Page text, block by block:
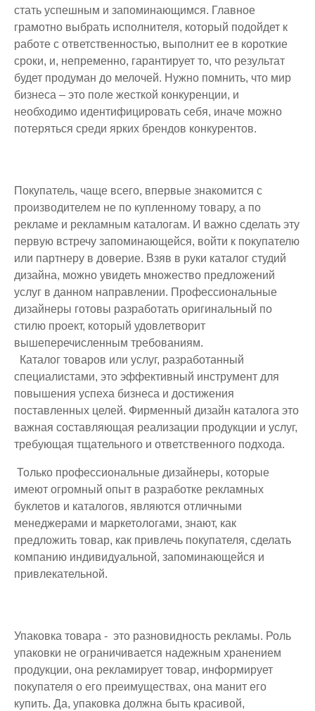
стать успешным и запоминающимся. Главное
грамотно выбрать исполнителя, который подойдет к
работе с ответственностью, выполнит ее в короткие
сроки, и, непременно, гарантирует то, что результат
будет продуман до мелочей. Нужно помнить, что мир
бизнеса – это поле жесткой конкуренции, и
необходимо идентифицировать себя, иначе можно
потеряться среди ярких брендов конкурентов.
Покупатель, чаще всего, впервые знакомится с
производителем не по купленному товару, а по
рекламе и рекламным каталогам. И важно сделать эту
первую встречу запоминающейся, войти к покупателю
или партнеру в доверие. Взяв в руки каталог студий
дизайна, можно увидеть множество предложений
услуг в данном направлении. Профессиональные
дизайнеры готовы разработать оригинальный по
стилю проект, который удовлетворит
вышеперечисленным требованиям.
Каталог товаров или услуг, разработанный
специалистами, это эффективный инструмент для
повышения успеха бизнеса и достижения
поставленных целей. Фирменный дизайн каталога это
важная составляющая реализации продукции и услуг,
требующая тщательного и ответственного подхода.
Только профессиональные дизайнеры, которые
имеют огромный опыт в разработке рекламных
буклетов и каталогов, являются отличными
менеджерами и маркетологами, знают, как
предложить товар, как привлечь покупателя, сделать
компанию индивидуальной, запоминающейся и
привлекательной.
Упаковка товара - это разновидность рекламы. Роль
упаковки не ограничивается надежным хранением
продукции, она рекламирует товар, информирует
покупателя о его преимуществах, она манит его
купить. Да, упаковка должна быть красивой,